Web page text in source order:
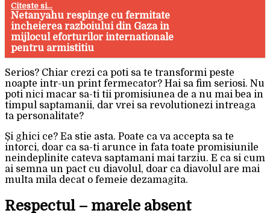
Citeste si...
Netanyahu respinge cu fermitate
incheierea razboiului din Gaza in
mijlocul eforturilor internationale
pentru armistitiu
Serios? Chiar crezi ca poti sa te transformi peste
noapte intr-un print fermecator? Hai sa fim seriosi. Nu
poti nici macar sa-ti tii promisiunea de a nu mai bea in
timpul saptamanii, dar vrei sa revolutionezi intreaga
ta personalitate?
Și ghici ce? Ea stie asta. Poate ca va accepta sa te
intorci, doar ca sa-ti arunce in fata toate promisiunile
neindeplinite cateva saptamani mai tarziu. E ca si cum
ai semna un pact cu diavolul, doar ca diavolul are mai
multa mila decat o femeie dezamagita.
Respectul – marele absent